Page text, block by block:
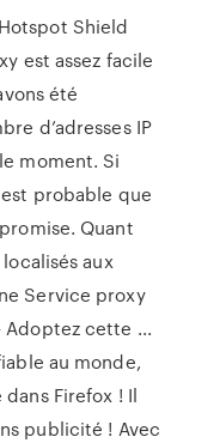
Shield
est assez facile
été
d’adresses IP
moment. Si
probable que
Quant
aux
Service proxy
Adoptez cette ...
au monde,
Firefox ! Il
publicité ! Avec